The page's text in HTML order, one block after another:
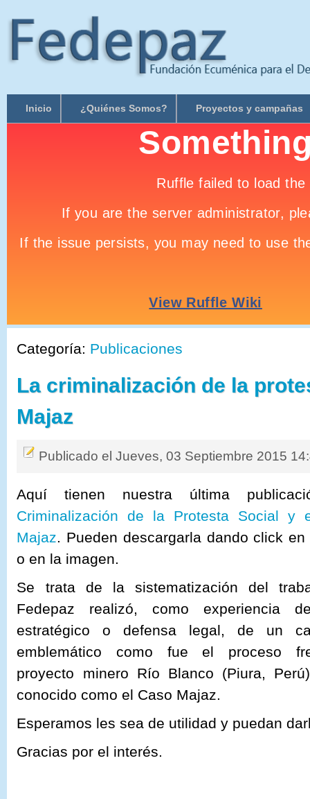
Inicio ¿Quiénes Somos? Proyectos y campañas
Categoría: Publicaciones
La criminalización de la
Majaz
Publicado el Jueves, 03 Septiembre 2015
Aquí tienen nuestra última
Criminalización de la Protesta Social y
Majaz . Pueden descargarla dando click
o en la imagen.
Se trata de la sistematización del
Fedepaz realizó, como experiencia
estratégico o defensa legal, de un
emblemático como fue el proceso
proyecto minero Río Blanco (Piura,
conocido como el Caso Majaz.
Esperamos les sea de utilidad y puedan
Gracias por el interés.